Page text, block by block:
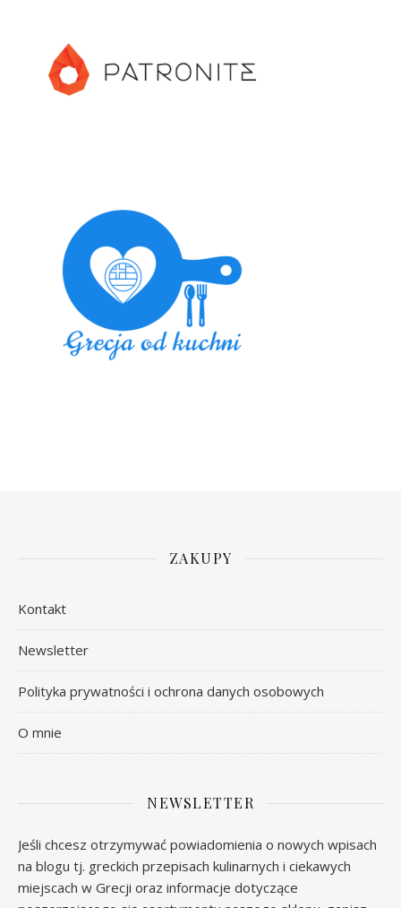
ZAKUPY
Kontakt
Newsletter
Polityka prywatności i ochrona danych osobowych
O mnie
NEWSLETTER
Jeśli chcesz otrzymywać powiadomienia o nowych wpisach
na blogu tj. greckich przepisach kulinarnych i ciekawych
miejscach w Grecji oraz informacje dotyczące